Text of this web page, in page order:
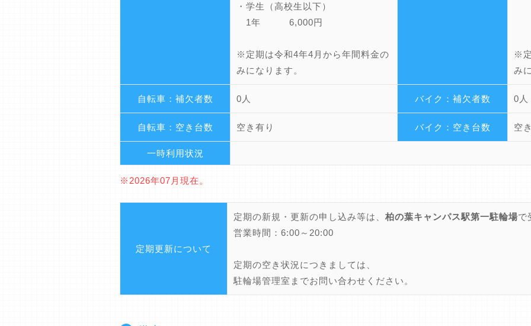
・学生（高校生以下）
1年 6,000円
※定期は令和4年4月から年間料金の
みになります。
※
み
自転車：補欠者数 0人 バイク：補欠者数 0人
自転車：空き台数 空き有り バイク：空き台数 空
一時利用状況
※2026年07月現在。
定期更新について
定期の新規・更新の申し込み等は、 柏の葉キャンパス駅第一駐輪場で
営業時間：6:00～20:00
定期の空き状況につきましては、
駐輪場管理室までお問い合わせください。